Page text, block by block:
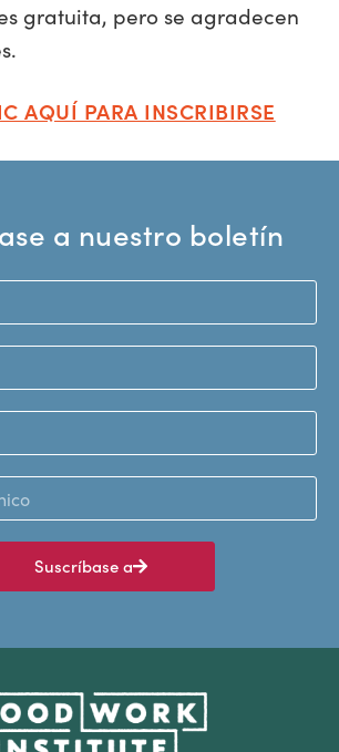
gratuita, pero se agradecen
AQUÍ PARA INSCRIBIRSE
a nuestro boletín
Suscríbase a